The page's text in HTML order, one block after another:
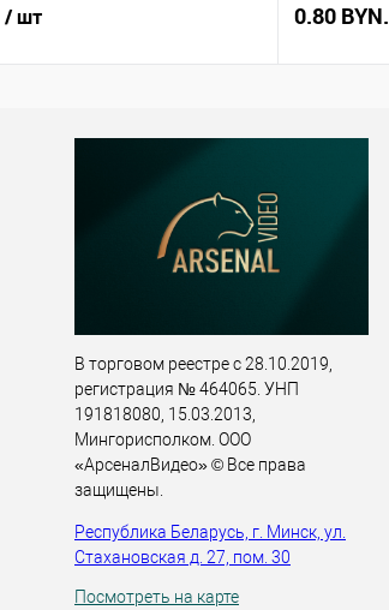
/ шт 0.80 BYN.
В торговом реестре с 28.10.2019,
регистрация № 464065. УНП
191818080, 15.03.2013,
Мингорисполком. ООО
«АрсеналВидео» © Все права
защищены.
Республика Беларусь, г. Минск, ул.
Стахановская д. 27, пом. 30
Посмотреть на карте